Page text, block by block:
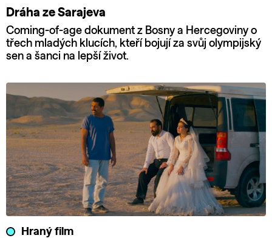
Dráha ze Sarajeva
Coming-of-age dokument z Bosny a Hercegoviny o
třech mladých klucích, kteří bojují za svůj olympijský
sen a šanci na lepší život.
Hraný film